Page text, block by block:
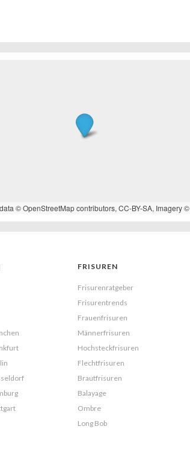
©OpenStreetMapcontributors, CC-BY-SA, Imagery ©
FRISUREN
Frisurenratgeber
Frisurentrends
Frauenfrisuren
Männerfrisuren
Hochsteckfrisuren
Flechtfrisuren
Brautfrisuren
Balayage
Ombre
Long Bob